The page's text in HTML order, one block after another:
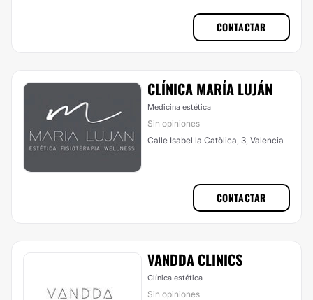
CONTACTAR
CLÍNICA MARÍA LUJÁN
Medicina estética
Sin opiniones
Calle Isabel la Catòlica, 3, Valencia
CONTACTAR
VANDDA CLINICS
Clínica estética
Sin opiniones